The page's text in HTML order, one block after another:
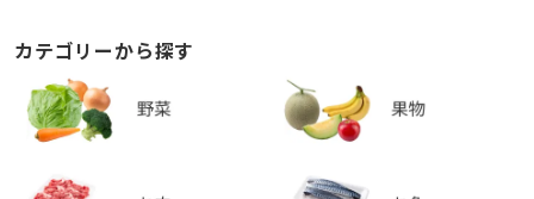
カテゴリーから探す